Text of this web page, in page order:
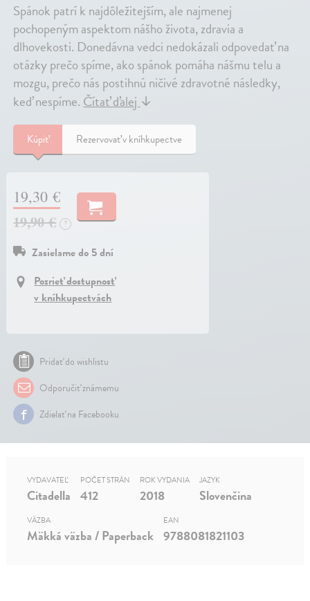
Spánok patrí k najdôležitejším, ale najmenej
pochopeným aspektom nášho života, zdravia a
dlhovekosti. Donedávna vedci nedokázali odpovedať na
otázky prečo spíme, ako spánok pomáha nášmu telu a
mozgu, prečo nás postihnú ničivé zdravotné následky,
keď nespíme.Čítať ďalej↓
Kúpiť Rezervovať v kníhkupectve
19,30 €
19,90 €
?
Zasielame do 5 dní
Pozrieť dostupnosť
v kníhkupectvách
Pridať do wishlistu
Odporučiť známemu
Zdielať na Facebooku
VYDAVATEĽ
Citadella
POČET STRÁN
412
ROK VYDANIA
2018
JAZYK
Slovenčina
VÄZBA
Mäkká väzba / Paperback
EAN
9788081821103